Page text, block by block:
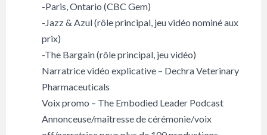
-Paris, Ontario (CBC Gem)
-Jazz & Azul (rôle principal, jeu vidéo nominé aux
prix)
-The Bargain (rôle principal, jeu vidéo)
Narratrice vidéo explicative – Dechra Veterinary
Pharmaceuticals
Voix promo – The Embodied Leader Podcast
Annonceuse/maîtresse de cérémonie/voix